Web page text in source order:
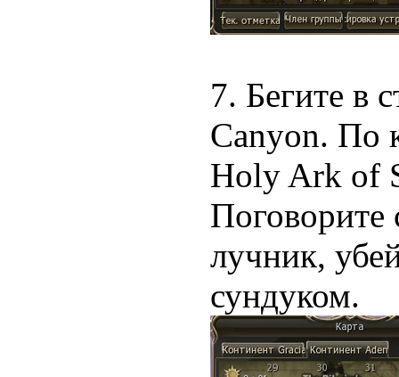
7. Бегите в
Canyon. По
Holy Ark of
Поговорите
лучник,
сундуком.